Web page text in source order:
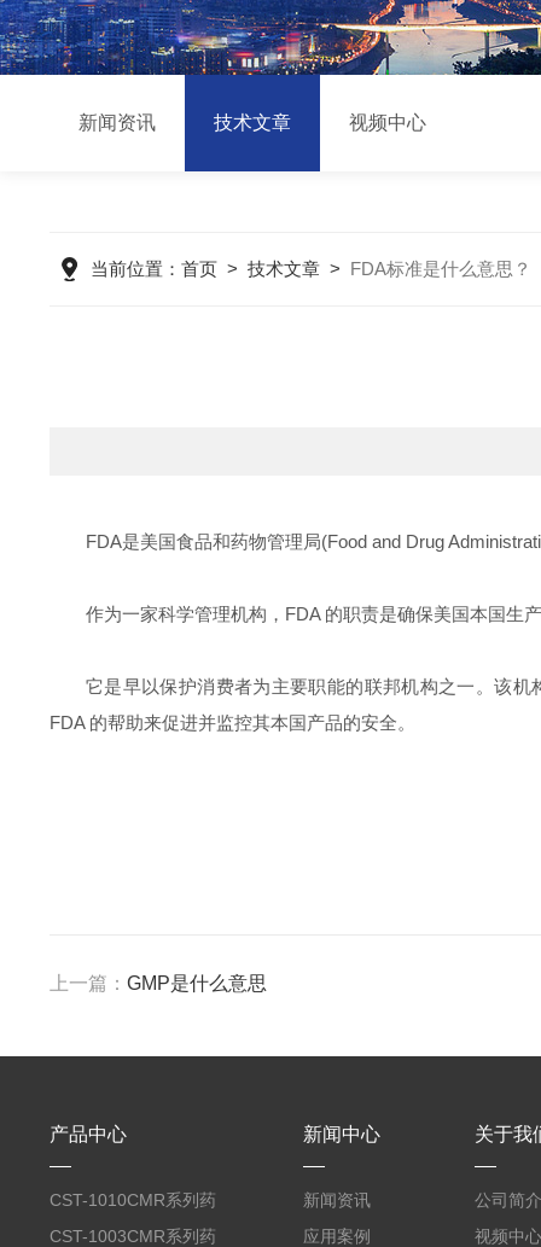
新闻资讯 技术文章 视频中心
当前位置： 首页> 技术文章> FDA标准是什么意思？
FDA是美国食品和药物管理局(Food and Drug
作为一家科学管理机构，FDA 的职责是确保美国本国生
它是早以保护消费者为主要职能的联邦机构之一。该
FDA 的帮助来促进并监控其本国产品的安全。
上一篇： GMP是什么意思
产品中心
CST-1010CMR系列药
品高温试验箱
CST-1003CMR系列药
新闻中心
新闻资讯
应用案例
关于我
公司简介
视频中心